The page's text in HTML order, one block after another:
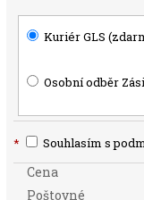
Kuriér GLS
Osobní odběr
* Souhlasím s
Cena
Poštovné